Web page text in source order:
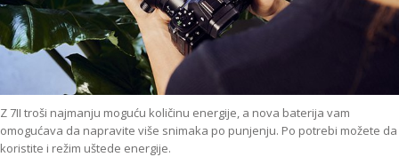
Z 7II troši najmanju moguću količinu energije, a nova baterija vam
omogućava da napravite više snimaka po punjenju. Po potrebi možete da
koristite i režim uštede energije.